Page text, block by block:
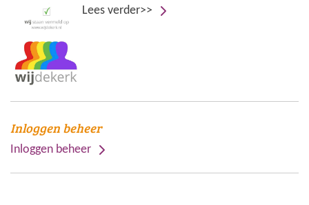
Lees verder>>
Inloggen beheer
Inloggen beheer